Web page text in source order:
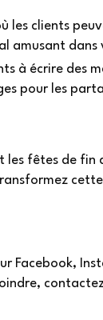
les clients
amusant
à écrire des
pour les
fêtes de fin
Facebook,